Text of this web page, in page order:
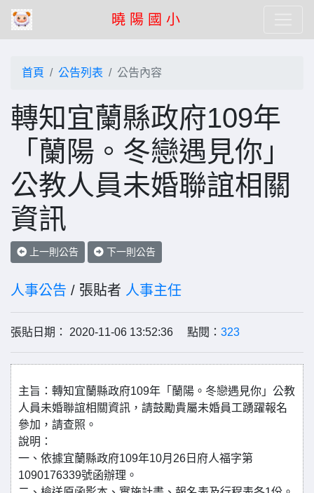
曉 陽 國 小
首頁 公告列表 公告內容
轉知宜蘭縣政府109年
「蘭陽。冬戀遇見你」
公教人員未婚聯誼相關
資訊
上一則公告 下一則公告
人事公告 / 張貼者 人事主任
張貼日期： 2020-11-06 13:52:36 點閱： 323
主旨：轉知宜蘭縣政府109年「蘭陽。冬戀遇見你」公教
人員未婚聯誼相關資訊，請鼓勵貴屬未婚員工踴躍報名
參加，請查照。
說明：
一、依據宜蘭縣政府109年10月26日府人福字第
1090176339號函辦理。